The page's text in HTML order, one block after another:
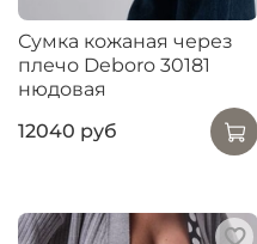
Сумка кожаная через
плечо Deboro 30181
нюдовая
12040 руб